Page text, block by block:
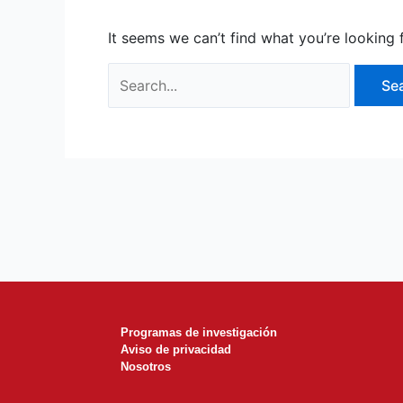
It seems we can’t find what you’re
Programas de investigación
Aviso de privacidad
Nosotros